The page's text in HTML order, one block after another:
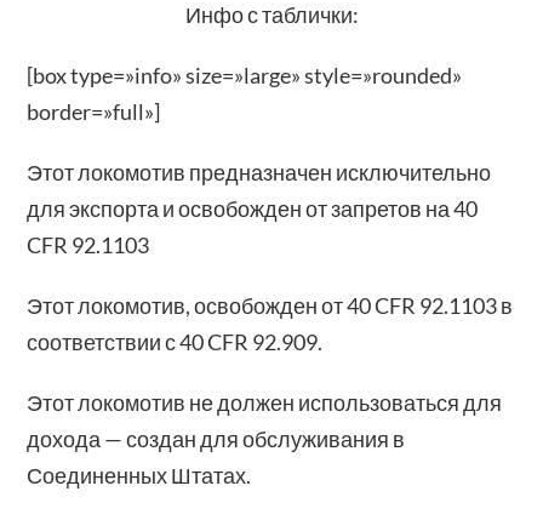
Инфо с таблички:
[box type=»info» size=»large» style=»rounded»
border=»full»]
Этот локомотив предназначен исключительно
для экспорта и освобожден от запретов на 40
CFR 92.1103
Этот локомотив, освобожден от 40 CFR 92.1103 в
соответствии с 40 CFR 92.909.
Этот локомотив не должен использоваться для
дохода — создан для обслуживания в
Соединенных Штатах.